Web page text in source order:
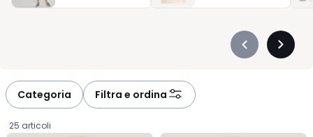
Précédent
Categoria Filtra e ordina
25 articoli